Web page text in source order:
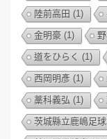
陸前高田 (1)
金明豪 (1)
道をひらく (1)
西岡明彥 (1)
藁科義弘 (1)
茨城縣立鹿嶋足